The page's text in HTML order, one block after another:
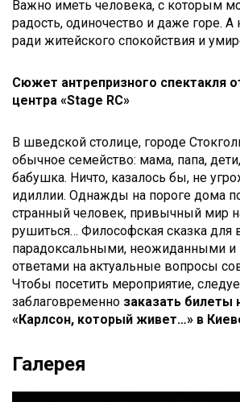
Важно иметь человека, с которым
радость, одиночество и даже горе.
ради житейского спокойствия и
Сюжет антрепризного спектакля
центра «Stage RC»
В шведской столице, городе
обычное семейство: мама, папа,
бабушка. Ничто, казалось бы, не
идиллии. Однажды на пороге дома
странный человек, привычный мир
рушиться… Философская сказка для
парадоксальными, неожиданными и
ответами на актуальные вопросы
Чтобы посетить мероприятие,
заблаговременно заказать билеты
«Карлсон, который живет…» в
Галерея